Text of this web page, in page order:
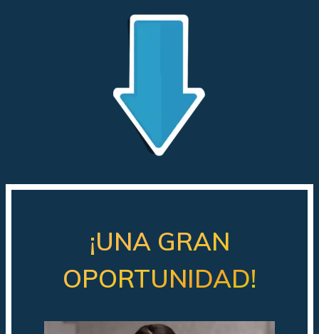
¡UNA GRAN
OPORTUNIDAD!